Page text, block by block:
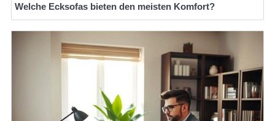
Welche Ecksofas bieten den meisten Komfort?